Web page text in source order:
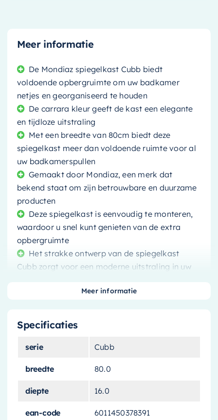
Meer informatie
De Mondiaz spiegelkast Cubb biedt
voldoende opbergruimte om uw badkamer
netjes en georganiseerd te houden
De carrara kleur geeft de kast een elegante
en tijdloze uitstraling
Met een breedte van 80cm biedt deze
spiegelkast meer dan voldoende ruimte voor al
uw badkamerspullen
Gemaakt door Mondiaz, een merk dat
bekend staat om zijn betrouwbare en duurzame
producten
Deze spiegelkast is eenvoudig te monteren,
waardoor u snel kunt genieten van de extra
opbergruimte
Het strakke ontwerp van de spiegelkast
Cubb zorgt voor een moderne uitstraling in uw
Mondiaz Spiegelkast Cubb
Deze spiegelkast is, met zijn breedte van 80 cm,
badkamerspullen.
Specificaties
serie Cubb
breedte 80.0
diepte 16.0
ean-code 6011450378391
Meer informatie